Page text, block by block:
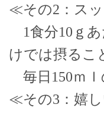
≪その2：ス
1食分10ｇあ
けでは摂るこ
毎日150ｍｌ
≪その3：嬉